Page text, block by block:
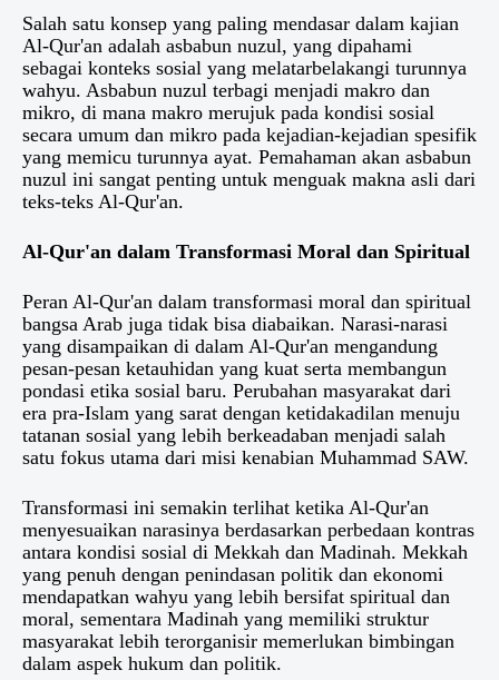
Salah satu konsep yang paling mendasar dalam kajian
Al-Qur'an adalah asbabun nuzul, yang dipahami
sebagai konteks sosial yang melatarbelakangi turunnya
wahyu. Asbabun nuzul terbagi menjadi makro dan
mikro, di mana makro merujuk pada kondisi sosial
secara umum dan mikro pada kejadian-kejadian spesifik
yang memicu turunnya ayat. Pemahaman akan asbabun
nuzul ini sangat penting untuk menguak makna asli dari
teks-teks Al-Qur'an.
Al-Qur'an dalam Transformasi Moral dan Spiritual
Peran Al-Qur'an dalam transformasi moral dan spiritual
bangsa Arab juga tidak bisa diabaikan. Narasi-narasi
yang disampaikan di dalam Al-Qur'an mengandung
pesan-pesan ketauhidan yang kuat serta membangun
pondasi etika sosial baru. Perubahan masyarakat dari
era pra-Islam yang sarat dengan ketidakadilan menuju
tatanan sosial yang lebih berkeadaban menjadi salah
satu fokus utama dari misi kenabian Muhammad SAW.
Transformasi ini semakin terlihat ketika Al-Qur'an
menyesuaikan narasinya berdasarkan perbedaan kontras
antara kondisi sosial di Mekkah dan Madinah. Mekkah
yang penuh dengan penindasan politik dan ekonomi
mendapatkan wahyu yang lebih bersifat spiritual dan
moral, sementara Madinah yang memiliki struktur
masyarakat lebih terorganisir memerlukan bimbingan
dalam aspek hukum dan politik.